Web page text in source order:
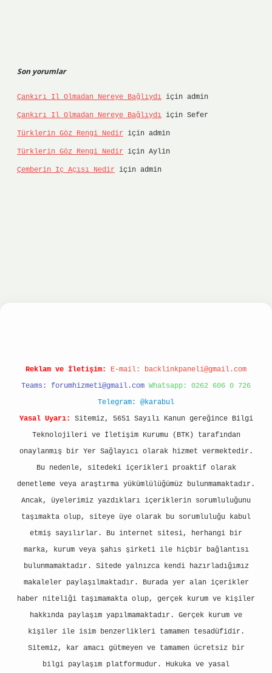
Son yorumlar
Çankırı Il Olmadan Nereye Bağlıydı için admin
Çankırı Il Olmadan Nereye Bağlıydı için Sefer
Türklerin Göz Rengi Nedir için admin
Türklerin Göz Rengi Nedir için Aylin
Çemberin Iç Açısı Nedir için admin
Reklam ve İletişim: E-mail: backlinkpaneli@gmail.com
Teams: forumhizmeti@gmail.com Whatsapp: 0262 606 0 726
Telegram: @karabul
Yasal Uyarı:
Sitemiz, 5651 Sayılı Kanun gereğince Bilgi
Teknolojileri ve İletişim Kurumu (BTK) tarafından
onaylanmış bir Yer Sağlayıcı olarak hizmet vermektedir.
Bu nedenle, sitedeki içerikleri proaktif olarak
denetleme veya araştırma yükümlülüğümüz bulunmamaktadır.
Ancak, üyelerimiz yazdıkları içeriklerin sorumluluğunu
taşımakta olup, siteye üye olarak bu sorumluluğu kabul
etmiş sayılırlar. Bu internet sitesi, herhangi bir
marka, kurum veya şahıs şirketi ile hiçbir bağlantısı
bulunmamaktadır. Sitede yalnızca kendi hazırladığımız
makaleler paylaşılmaktadır. Burada yer alan içerikler
haber niteliği taşımamakta olup, gerçek kurum ve kişiler
hakkında paylaşım yapılmamaktadır. Gerçek kurum ve
kişiler ile isim benzerlikleri tamamen tesadüfidir.
Sitemiz, kar amacı gütmeyen ve tamamen ücretsiz bir
bilgi paylaşım platformudur. Hukuka ve yasal